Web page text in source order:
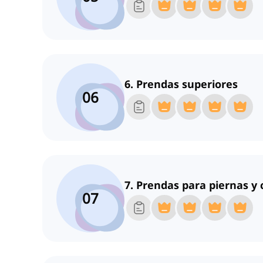
06
6. Prendas superiores
07
7. Prendas para piernas y